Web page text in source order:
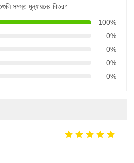
সমস্ত মূল্যায়নের বিতরণ
100%
0%
0%
0%
0%